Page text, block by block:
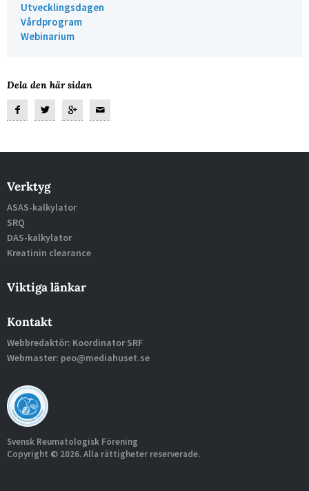
Utvecklingsdagen
Vårdprogram
Webinarium
Dela den här sidan
Verktyg
ASAS-kalkylator
SRQ
DAS-kalkylator
Kreatinin clearance
Viktiga länkar
Kontakt
Webbredaktör: Koordinator SRF
Webmaster: peo@mediahuset.se
Svensk Reumatologisk Förening
Copyright © 2026. Alla rättigheter reserverade.